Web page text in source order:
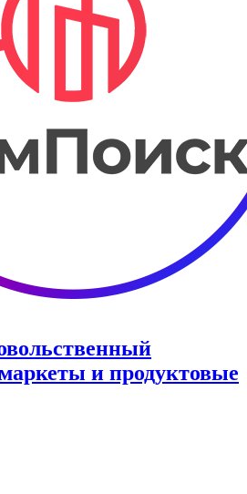
и продуктовые